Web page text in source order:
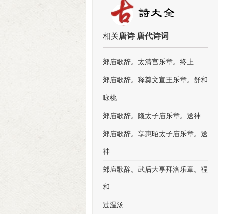
相关唐诗 唐代诗词
郊庙歌辞。太清宫乐章。终上
郊庙歌辞。释奠文宣王乐章。舒和
咏桃
郊庙歌辞。隐太子庙乐章。送神
郊庙歌辞。享惠昭太子庙乐章。送
神
郊庙歌辞。武后大享拜洛乐章。禋
和
过温汤